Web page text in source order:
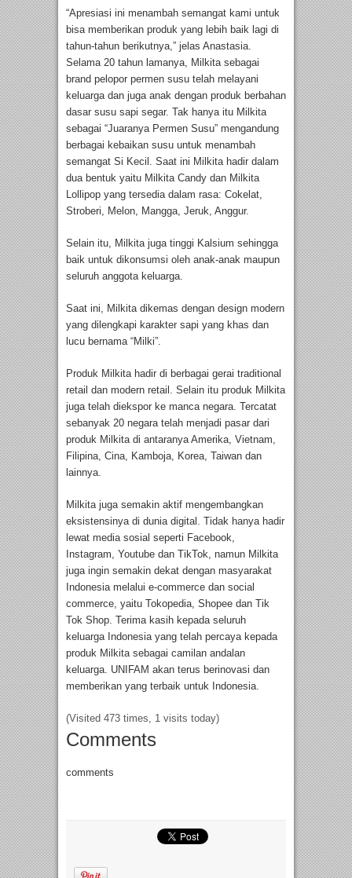
“Apresiasi ini menambah semangat kami untuk
bisa memberikan produk yang lebih baik lagi di
tahun-tahun berikutnya,” jelas Anastasia.
Selama 20 tahun lamanya, Milkita sebagai
brand pelopor permen susu telah melayani
keluarga dan juga anak dengan produk berbahan
dasar susu sapi segar. Tak hanya itu Milkita
sebagai “Juaranya Permen Susu” mengandung
berbagai kebaikan susu untuk menambah
semangat Si Kecil. Saat ini Milkita hadir dalam
dua bentuk yaitu Milkita Candy dan Milkita
Lollipop yang tersedia dalam rasa: Cokelat,
Stroberi, Melon, Mangga, Jeruk, Anggur.
Selain itu, Milkita juga tinggi Kalsium sehingga
baik untuk dikonsumsi oleh anak-anak maupun
seluruh anggota keluarga.
Saat ini, Milkita dikemas dengan design modern
yang dilengkapi karakter sapi yang khas dan
lucu bernama “Milki”.
Produk Milkita hadir di berbagai gerai traditional
retail dan modern retail. Selain itu produk Milkita
juga telah diekspor ke manca negara. Tercatat
sebanyak 20 negara telah menjadi pasar dari
produk Milkita di antaranya Amerika, Vietnam,
Filipina, Cina, Kamboja, Korea, Taiwan dan
lainnya.
Milkita juga semakin aktif mengembangkan
eksistensinya di dunia digital. Tidak hanya hadir
lewat media sosial seperti Facebook,
Instagram, Youtube dan TikTok, namun Milkita
juga ingin semakin dekat dengan masyarakat
Indonesia melalui e-commerce dan social
commerce, yaitu Tokopedia, Shopee dan Tik
Tok Shop. Terima kasih kepada seluruh
keluarga Indonesia yang telah percaya kepada
produk Milkita sebagai camilan andalan
keluarga. UNIFAM akan terus berinovasi dan
memberikan yang terbaik untuk Indonesia.
(Visited 473 times, 1 visits today)
Comments
comments